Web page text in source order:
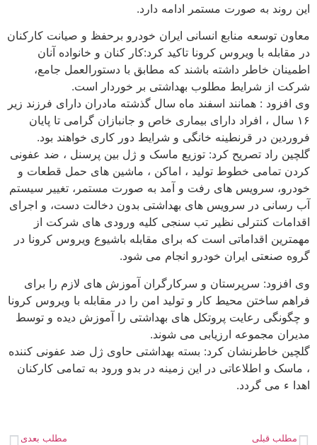
این روند به صورت مستمر ادامه دارد.
معاون توسعه منابع انسانی ایران خودرو برحفظ و صیانت کارکنان
در مقابله با ویروس کرونا تاکید کرد:کار کنان و خانواده آنان
اطمینان خاطر داشته باشند که مطابق با دستورالعمل جامع،
شرکت از شرایط مطلوب بهداشتی بر خوردار است.
وی افزود : همانند اسفند ماه سال گذشته مادران دارای فرزند زیر
۱۶ سال ، افراد دارای بیماری خاص و جانبازان گرامی تا پایان
فروردین در قرنطینه خانگی و شرایط دور کاری خواهند بود.
گلچین راد تصریح کرد: توزیع ماسک و ژل بین پرسنل ، ضد عفونی
کردن تمامی خطوط تولید ، اماکن ، ماشین های حمل قطعات و
خودرو، سرویس های رفت و آمد به صورت مستمر، تغییر سیستم
آب رسانی در سرویس های بهداشتی بدون دخالت دست، و اجرای
اقدامات کنترلی نظیر تب سنجی کلیه ورودی های شرکت از
مهمترین اقداماتی است که برای مقابله باشیوع ویروس کرونا در
گروه صنعتی ایران خودرو انجام می شود.
وی افزود: سرپرستان و سرکارگران آموزش های لازم را برای
فراهم ساختن محیط کار و تولید امن را در مقابله با ویروس کرونا
و چگونگی رعایت پروتکل های بهداشتی را آموزش دیده و توسط
مدیران مجموعه ارزیابی می شوند.
گلچین خاطرنشان کرد: بسته بهداشتی حاوی ژل ضد عفونی کننده
، ماسک و اطلاعاتی در این زمینه در بدو ورود به تمامی کارکنان
اهدا ء می گردد.
مطلب قبلی مطلب بعدی